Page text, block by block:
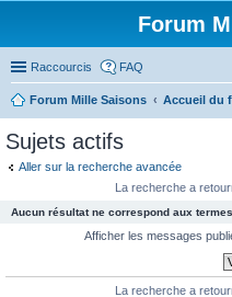
Forum
Raccourcis FAQ
Forum Mille Saisons
Accueil du
Sujets actifs
Aller sur la recherche avancée
La recherche a
Aucun résultat ne correspond aux
Afficher les messages
La recherche a